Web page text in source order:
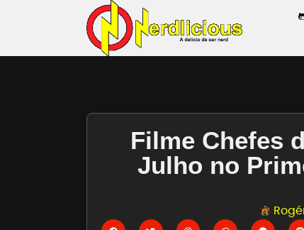
Filme Chefes
Julho no